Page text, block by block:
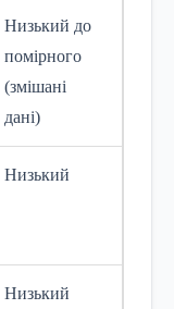
Низький до
помірного
(змішані
дані)
Низький
Низький